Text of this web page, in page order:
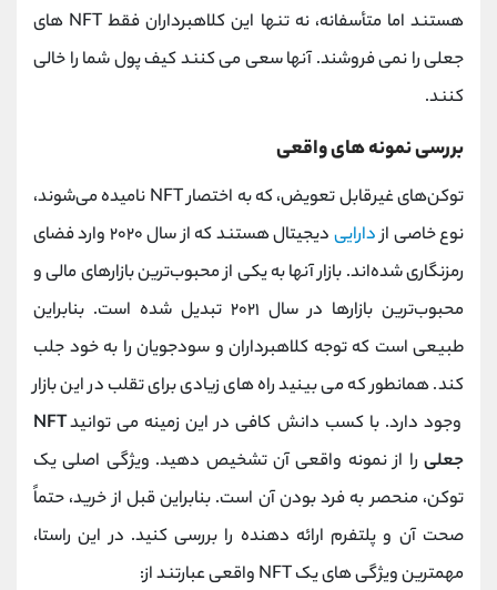
هستند اما متأسفانه، نه تنها این کلاهبرداران فقط NFT های
جعلی را نمی فروشند. آنها سعی می کنند کیف پول شما را خالی
کنند.
بررسی نمونه های واقعی
توکن‌های غیرقابل تعویض، که به اختصار NFT نامیده می‌شوند،
نوع خاصی ازدارایی‌
دیجیتال هستند که از سال ۲۰۲۰ وارد فضای
رمزنگاری شده‌اند. بازار آنها به یکی از محبوب‌ترین بازارهای مالی و
محبوب‌ترین بازارها در سال ۲۰۲۱ تبدیل شده است. بنابراین
طبیعی است که توجه کلاهبرداران و سودجویان را به خود جلب
کند. همانطور که می بینید راه های زیادی برای تقلب در این بازار
وجود دارد. با کسب دانش کافی در این زمینه می توانیدNFT
جعلی را از نمونه واقعی آن تشخیص دهید. ویژگی اصلی یک
توکن، منحصر به فرد بودن آن است. بنابراین قبل از خرید، حتماً
صحت آن و پلتفرم ارائه دهنده را بررسی کنید. در این راستا،
مهمترین ویژگی های یک NFT واقعی عبارتند از: